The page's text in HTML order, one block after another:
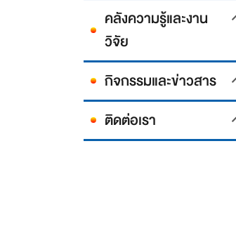
คลังความรู้และงาน
วิจัย
กิจกรรมและข่าวสาร
ติดต่อเรา